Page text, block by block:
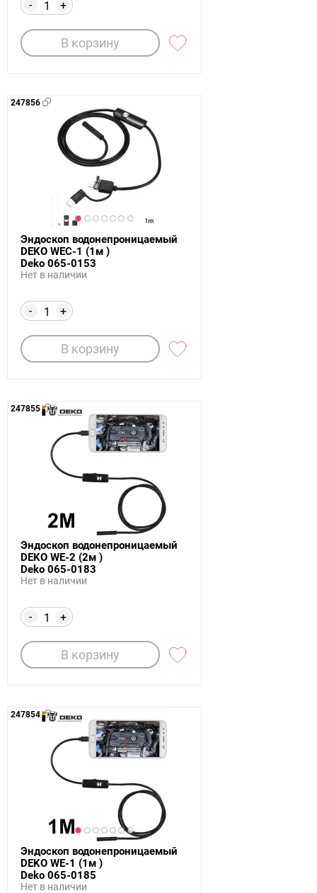
+
-
В корзину
247856
Эндоскоп водонепроницаемый
DEKO WEC-1 (1м )
Deko 065-0153
Нет в наличии
+
-
В корзину
247855
Эндоскоп водонепроницаемый
DEKO WE-2 (2м )
Deko 065-0183
Нет в наличии
+
-
В корзину
247854
Эндоскоп водонепроницаемый
DEKO WE-1 (1м )
Deko 065-0185
Нет в наличии